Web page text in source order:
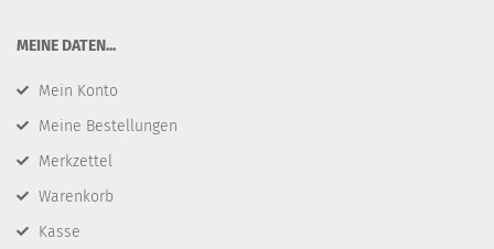
​MEINE DATEN...
Mein Konto
Meine Bestellungen
Merkzettel
Warenkorb
Kasse